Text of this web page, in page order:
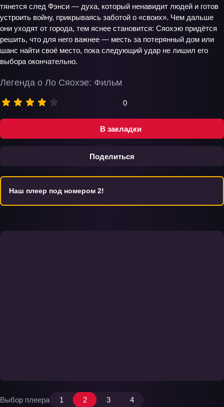
В закладки
Поделиться
Легенда о Ло Сяохэе: Фильм
0
тянется след Фэнси — духа, который ненавидит людей и готов
устроить войну, прикрываясь заботой о «своих». Чем дальше
они уходят от города, тем яснее становится: Сяохэю придётся
решить, что для него важнее — месть за потерянный дом или
шанс найти своё место, пока следующий удар не лишил его
выбора окончательно.
Наш плеер под номером 2!
Выбор плеера 1 2 3 4